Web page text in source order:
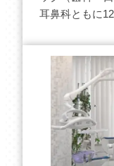
耳鼻科ともに